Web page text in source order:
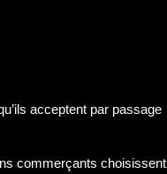
acceptent par passage
commerçants choisissent